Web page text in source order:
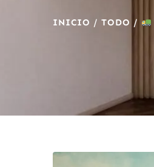
INICIO / TODO /